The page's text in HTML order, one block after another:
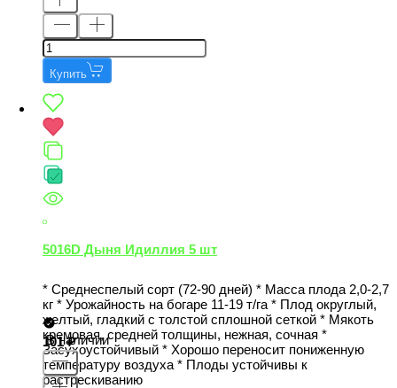
Купить
5016D Дыня Идиллия 5 шт
* Среднеспелый сорт (72-90 дней) * Масса плода 2,0-2,7
кг * Урожайность на богаре 11-19 т/га * Плод округлый,
желтый, гладкий с толстой сплошной сеткой * Мякоть
кремовая, средней толщины, нежная, сочная *
Засухоустойчивый * Хорошо переносит пониженную
температуру воздуха * Плоды устойчивы к
растрескиванию
В наличии
101